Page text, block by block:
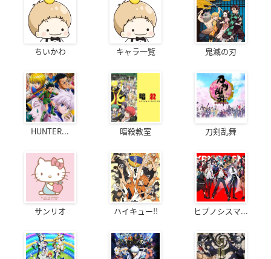
ちいかわ キャラ一覧 鬼滅の刃
HUNTER... 暗殺教室 刀剣乱舞
サンリオ ハイキュー!! ヒプノシスマ...